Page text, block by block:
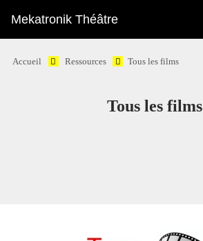
Mekatronik Théâtre
Accueil Ressources Tous les films
Tous les films